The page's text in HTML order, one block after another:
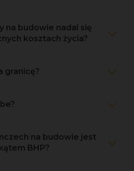
na budowie nadal się
kosztach życia?
granicę?
na budowie jest
BHP?